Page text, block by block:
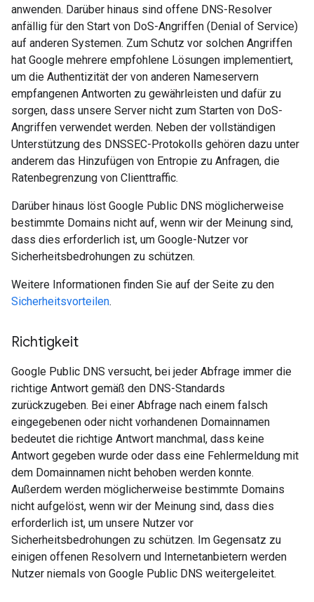
anwenden. Darüber hinaus sind offene DNS-Resolver
anfällig für den Start von DoS-Angriffen (Denial of Service)
auf anderen Systemen. Zum Schutz vor solchen Angriffen
hat Google mehrere empfohlene Lösungen implementiert,
um die Authentizität der von anderen Nameservern
empfangenen Antworten zu gewährleisten und dafür zu
sorgen, dass unsere Server nicht zum Starten von DoS-
Angriffen verwendet werden. Neben der vollständigen
Unterstützung des DNSSEC-Protokolls gehören dazu unter
anderem das Hinzufügen von Entropie zu Anfragen, die
Ratenbegrenzung von Clienttraffic.
Darüber hinaus löst Google Public DNS möglicherweise
bestimmte Domains nicht auf, wenn wir der Meinung sind,
dass dies erforderlich ist, um Google-Nutzer vor
Sicherheitsbedrohungen zu schützen.
Weitere Informationen finden Sie auf der Seite zu den
Sicherheitsvorteilen.
Richtigkeit
Google Public DNS versucht, bei jeder Abfrage immer die
richtige Antwort gemäß den DNS-Standards
zurückzugeben. Bei einer Abfrage nach einem falsch
eingegebenen oder nicht vorhandenen Domainnamen
bedeutet die richtige Antwort manchmal, dass keine
Antwort gegeben wurde oder dass eine Fehlermeldung mit
dem Domainnamen nicht behoben werden konnte.
Außerdem werden möglicherweise bestimmte Domains
nicht aufgelöst, wenn wir der Meinung sind, dass dies
erforderlich ist, um unsere Nutzer vor
Sicherheitsbedrohungen zu schützen. Im Gegensatz zu
einigen offenen Resolvern und Internetanbietern werden
Nutzer niemals von Google Public DNS weitergeleitet.